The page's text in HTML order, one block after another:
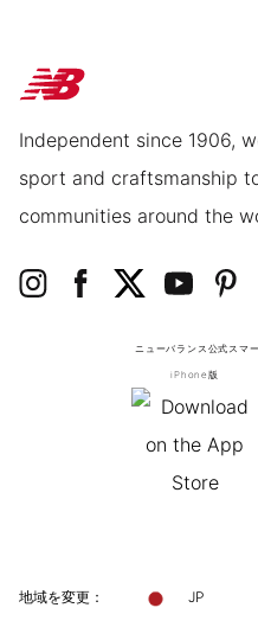
Independent since 1906,
sport and craftsmanship
communities around the
ニューバランス公式スマ
iPhone版
地域を変更： JP